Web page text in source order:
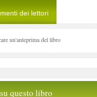
dei lettori
un'anteprima del libro
questo libro